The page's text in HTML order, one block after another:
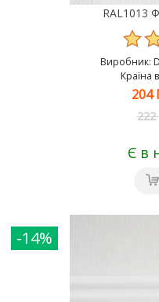
Виробник:
Країна
204
222
Є в
-14%